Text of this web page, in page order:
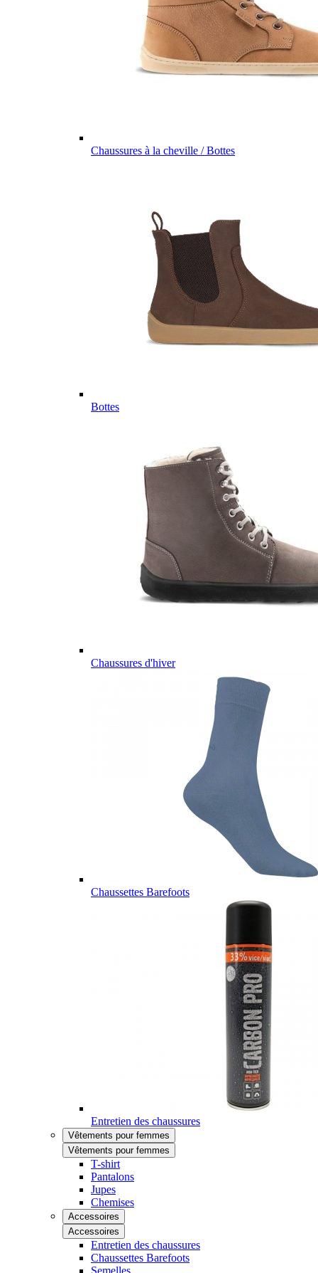
Chaussures à la cheville / Bottes
Bottes
Chaussures d'hiver
Chaussettes Barefoots
Entretien des chaussures
Vêtements pour femmes
Vêtements pour femmes
T-shirt
Pantalons
Jupes
Chemises
Accessoires
Accessoires
Entretien des chaussures
Chaussettes Barefoots
Semelles